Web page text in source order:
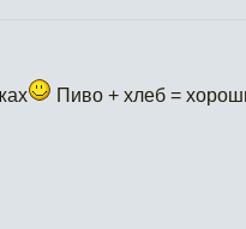
Пиво + хлеб =